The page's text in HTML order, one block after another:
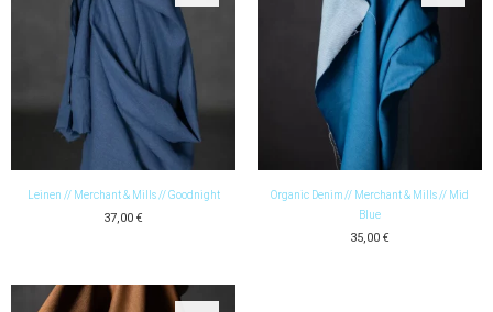
Leinen // Merchant & Mills // Goodnight
37,00 €
Organic Denim // Merchant & Mills // Mid
Blue
35,00 €